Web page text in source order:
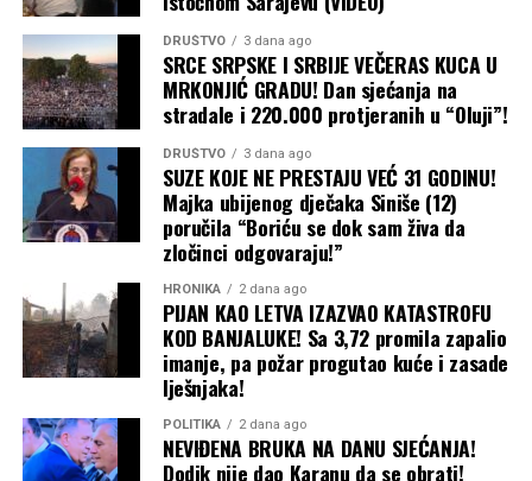
DRUŠTVO 3 dana ago
SRCE SRPSKE I SRBIJE VEČERAS KUCA U
MRKONJIĆ GRADU! Dan sjećanja na
stradale i 220.000 protjeranih u “Oluji”!
DRUŠTVO 3 dana ago
SUZE KOJE NE PRESTAJU VEĆ 31 GODINU!
Majka ubijenog dječaka Siniše (12)
poručila “Boriću se dok sam živa da
zločinci odgovaraju!”
HRONIKA 2 dana ago
PIJAN KAO LETVA IZAZVAO KATASTROFU
KOD BANJALUKE! Sa 3,72 promila zapalio
imanje, pa požar progutao kuće i zasade
lješnjaka!
POLITIKA 2 dana ago
NEVIĐENA BRUKA NA DANU SJEĆANJA!
Dodik nije dao Karanu da se obrati!